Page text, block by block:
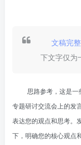
文稿完
下文字仅为
思路参考，这是
专题研讨交流会上的发
表达您的观点和思考。
下，明确您的核心观点